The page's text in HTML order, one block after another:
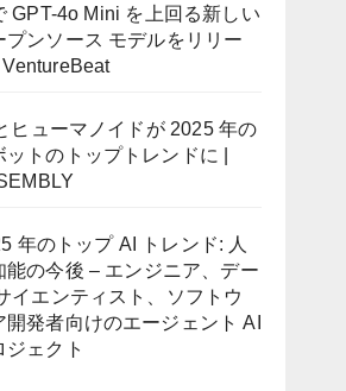
GPT-4o Mini を上回る新しい
プンソース モデルをリリー
VentureBeat
ヒューマノイドが 2025 年の
ットのトップトレンドに |
年のトップ AI トレンド: 人
能の今後 – エンジニア、デー
イエンティスト、ソフトウ
開発者向けのエージェント AI
ジェクト